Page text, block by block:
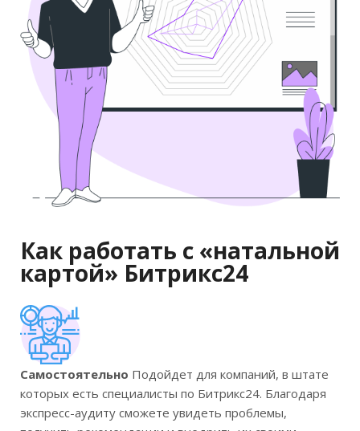
Как работать с «натальной
картой» Битрикс24
Самостоятельно Подойдет для компаний, в штате
которых есть специалисты по Битрикс24. Благодаря
экспресс-аудиту сможете увидеть проблемы,